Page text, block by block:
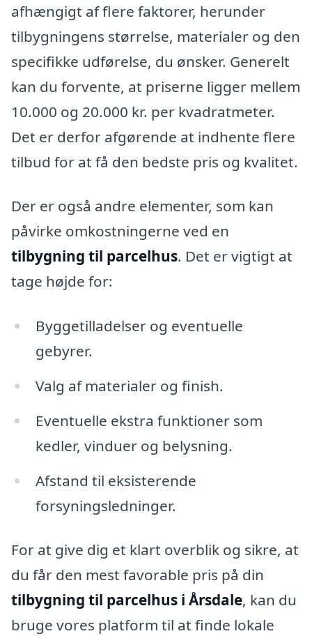
afhængigt af flere faktorer, herunder
tilbygningens størrelse, materialer og den
specifikke udførelse, du ønsker. Generelt
kan du forvente, at priserne ligger mellem
10.000 og 20.000 kr. per kvadratmeter.
Det er derfor afgørende at indhente flere
tilbud for at få den bedste pris og kvalitet.
Der er også andre elementer, som kan
påvirke omkostningerne ved en
tilbygning til parcelhus. Det er vigtigt at
tage højde for:
Byggetilladelser og eventuelle
gebyrer.
Valg af materialer og finish.
Eventuelle ekstra funktioner som
kedler, vinduer og belysning.
Afstand til eksisterende
forsyningsledninger.
For at give dig et klart overblik og sikre, at
du får den mest favorable pris på din
tilbygning til parcelhus i Årsdale, kan du
bruge vores platform til at finde lokale